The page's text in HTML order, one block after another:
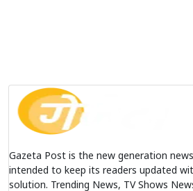
Gazeta Post is the new generation
intended to keep its readers updated
solution. Trending News, TV Shows